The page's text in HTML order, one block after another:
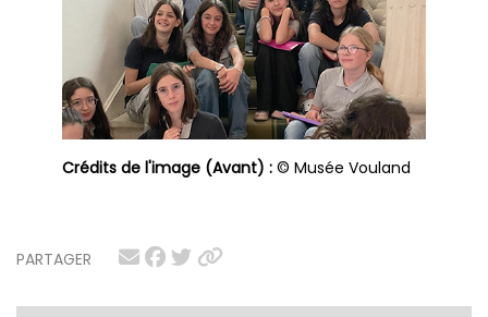
PARTAGER
Crédits de l'image (Avant) : © Musée Vouland